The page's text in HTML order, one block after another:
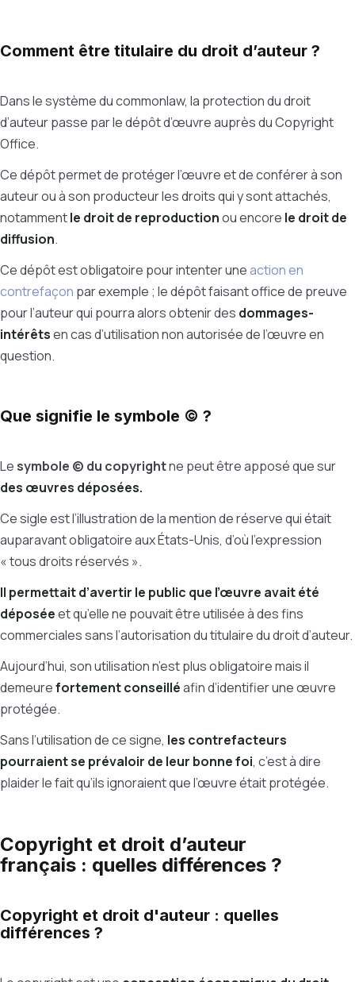
Comment être titulaire du droit d’auteur ?
Dans le système du commonlaw, la protection du droit
d’auteur passe par le dépôt d’œuvre auprès du Copyright
Office.
Ce dépôt permet de protéger l’œuvre et de conférer à son
auteur ou à son producteur les droits qui y sont attachés,
notammentle droit de reproductionou encore le droit de
diffusion.
Ce dépôt est obligatoire pour intenter uneaction en
contrefaçon par exemple ; le dépôt faisant office de preuve
pour l’auteur qui pourra alors obtenir des dommages-
intérêtsen cas d’utilisation non autorisée de l’œuvre en
question.
Que signifie le symbole © ?
Le symbole © du copyrightne peut être apposé que sur
des œuvres déposées.
Ce sigle est l’illustration de la mention de réserve qui était
auparavant obligatoire aux États-Unis, d’où l’expression
« tous droits réservés ».
Il permettait d’avertir le public que l’œuvre avait été
déposéeet qu’elle ne pouvait être utilisée à des fins
commerciales sans l’autorisation du titulaire du droit d’auteur.
Aujourd’hui, son utilisation n’est plus obligatoire mais il
demeurefortement conseilléafin d’identifier une œuvre
protégée.
Sans l’utilisation de ce signe, les contrefacteurs
pourraient se prévaloir de leur bonne foi, c’est à dire
plaider le fait qu’ils ignoraient que l’œuvre était protégée.
Copyright et droit d’auteur
français : quelles différences ?
Copyright et droit d'auteur : quelles
différences ?